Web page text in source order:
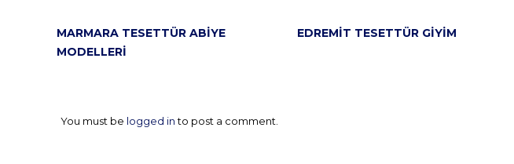
MARMARA TESETTÜR ABIYE
MODELLERI
EDREMIT TESETTÜR GIYIM
You must be logged into post a comment.